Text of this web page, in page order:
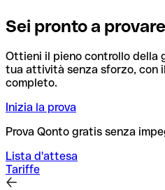
Sei pronto a
Ottieni il pieno controllo della
tua attività senza sforzo, con
completo.
Inizia la prova
Prova Qonto gratis senza
Lista d'attesa
Tariffe